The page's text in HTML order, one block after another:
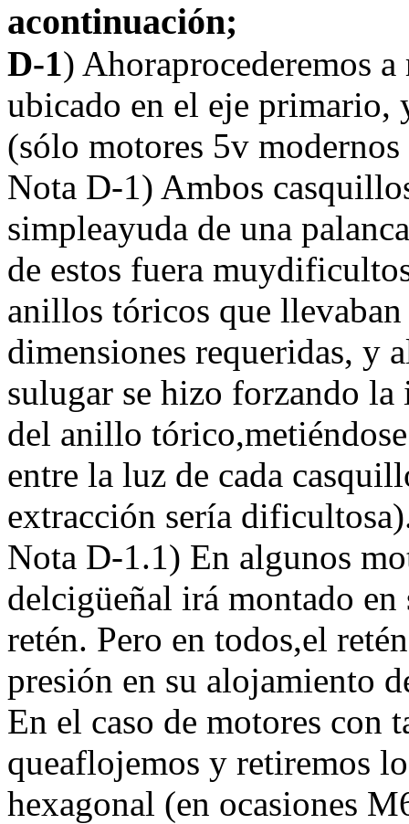
acontinuación;
D-1) Ahoraprocederemos
ubicado en el eje
(sólo motores 5v
Nota D-1) Ambos
simpleayuda de una
de estos fuera
anillos tóricos que llevaban
dimensiones requeridas, y
sulugar se hizo forzando
del anillo
entre la luz de cada
extracción sería
Nota D-1.1) En algunos
delcigüeñal irá montado en
retén. Pero en todos,el
presión en su alojamiento
En el caso de motores con
queaflojemos y retiremos
hexagonal (en ocasiones